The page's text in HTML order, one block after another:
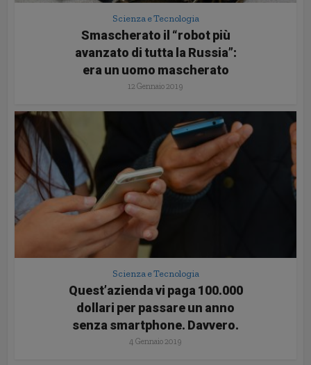
Scienza e Tecnologia
Smascherato il “robot più
avanzato di tutta la Russia”:
era un uomo mascherato
12 Gennaio 2019
Scienza e Tecnologia
Quest’azienda vi paga 100.000
dollari per passare un anno
senza smartphone. Davvero.
4 Gennaio 2019